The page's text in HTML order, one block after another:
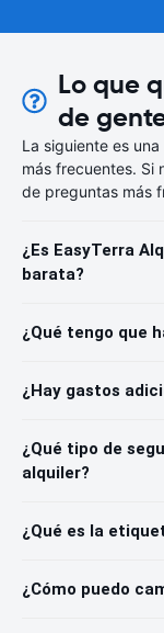
Lo que
de
La siguiente es
más frecuentes. Si
de preguntas más
¿Es EasyTerra
barata?
¿Qué tengo que
¿Hay gastos
¿Qué tipo de
alquiler?
¿Qué es la
¿Cómo puedo